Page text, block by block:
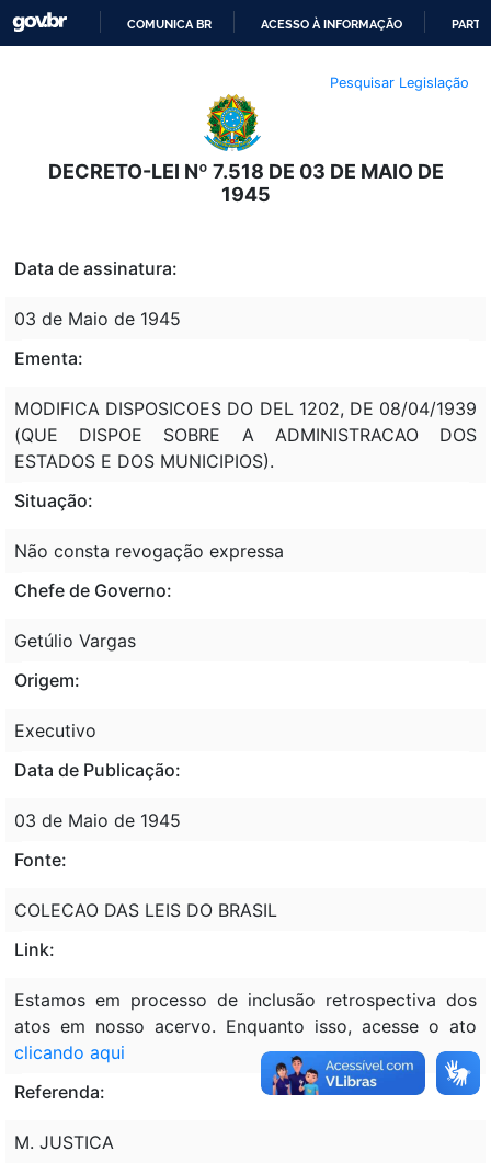
O
CONTEÚDO
COMUNICA BR ACESSO À INFORMAÇÃO
Pesquisar Legislação
DECRETO-LEI Nº 7.518 DE 03 DE MAIO DE
1945
Data de assinatura:
03 de Maio de 1945
Ementa:
MODIFICA DISPOSICOES DO DEL 1202, DE 08/04/1939
(QUE DISPOE SOBRE A ADMINISTRACAO DOS
ESTADOS E DOS MUNICIPIOS).
Situação:
Não consta revogação expressa
Chefe de Governo:
Getúlio Vargas
Origem:
Executivo
Data de Publicação:
03 de Maio de 1945
Fonte:
COLECAO DAS LEIS DO BRASIL
Link:
Estamos em processo de inclusão retrospectiva dos
atos em nosso acervo. Enquanto isso, acesse o ato
clicando aqui
Referenda:
M. JUSTICA